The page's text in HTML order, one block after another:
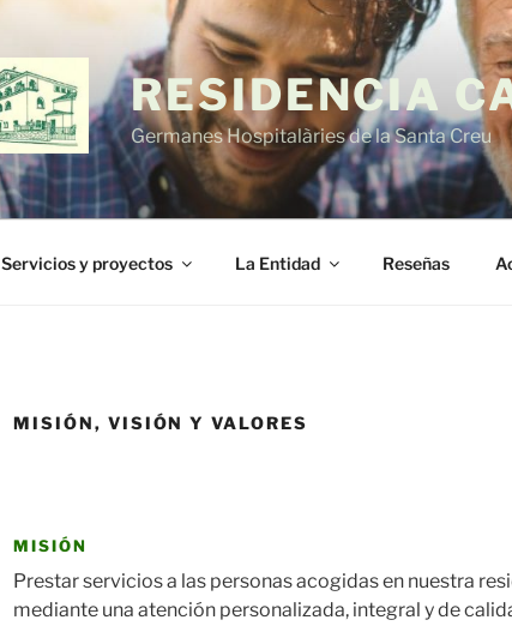
RESIDENCIA
Germanes Hospitalàries de la Santa Creu
Servicios y proyectos La Entidad Reseñas
MISIÓN, VISIÓN Y VALORES
MISIÓN
Prestar servicios a las personas acogidas en nuestra
mediante una atención personalizada, integral y de